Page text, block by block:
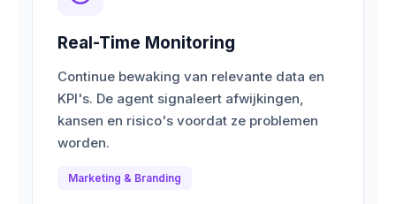
Real-Time Monitoring
Continue bewaking van relevante data en
KPI's. De agent signaleert afwijkingen,
kansen en risico's voordat ze problemen
worden.
Marketing & Branding